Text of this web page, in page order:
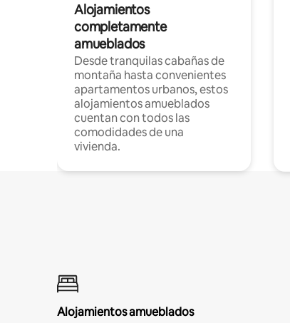
Alojamientos
completamente
amueblados
Desde tranquilas cabañas de
montaña hasta convenientes
apartamentos urbanos, estos
alojamientos amueblados
cuentan con todos las
comodidades de una
vivienda.
Alojamientos amueblados